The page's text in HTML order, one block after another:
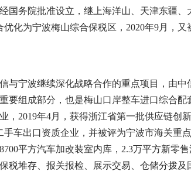
国务院批准设立，继上海洋山、天津东疆、
化为宁波梅山综合保税区，2020年9月，
宁波继续深化战略合作的重点项目，由中
要组成部分，也是梅山口岸整车进口综合配
，2019年4月，获得浙江省第一批供应链创
车出口资质企业，并被评为宁波市海关重
平方汽车加改装室内库，2.3万平方新零
税堆存、报关报检、展示交易、仓储分拨及